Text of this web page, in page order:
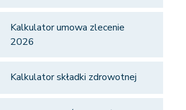
Kalkulator umowa zlecenie
2026
Kalkulator składki zdrowotnej